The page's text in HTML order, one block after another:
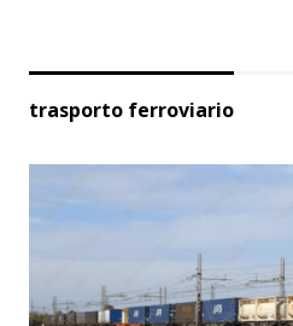
trasporto ferroviario